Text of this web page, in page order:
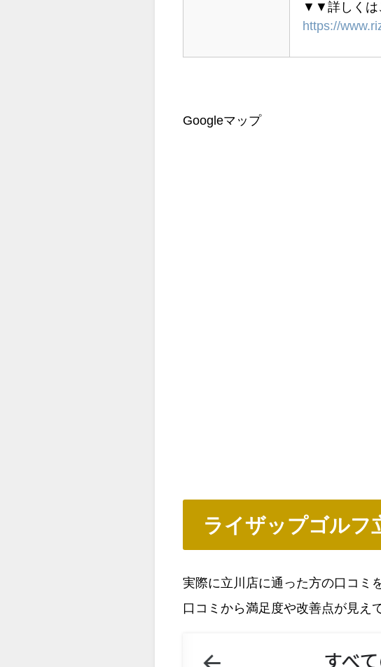
▼▼詳しく
https://
Googleマップ
ライザップゴルフ
実際に立川店に通った方の口コミ
口コミから満足度や改善点が見え